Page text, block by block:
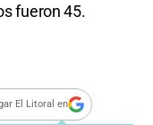
fueron 45.
El Litoral en